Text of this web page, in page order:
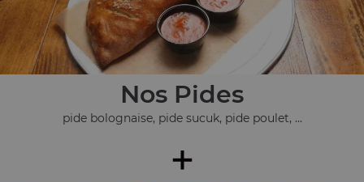
Nos Pides
pide bolognaise, pide sucuk, pide poulet, ...
+